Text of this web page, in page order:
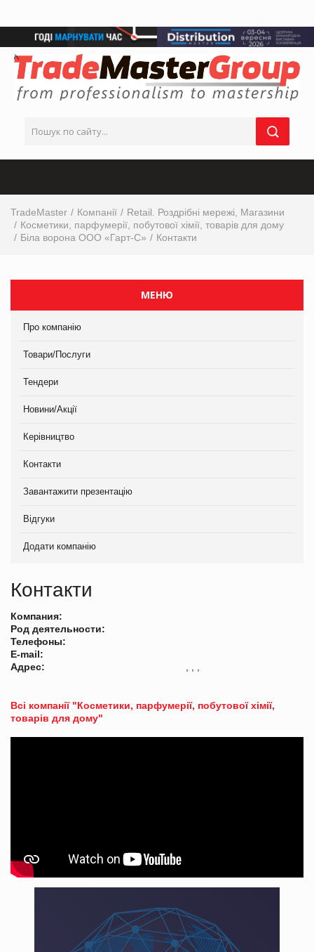
TradeMaster Компанії
Retail. Роздрібні мережі, Магазини
Косметики, парфумерії, побутової хімії, товарів для дому
Біла ворона ООО «Гарт-С»
Контакти
МЕНЮ
Про компанію
Товари/Послуги
Тендери
Новини/Акції
Керівництво
Контакти
Завантажити презентацію
Відгуки
Додати компанію
Контакти
Компания:
Род деятельности:
Телефоны:
E-mail:
Адрес:
Всі компанії "Косметики, парфумерії, побутової хімії,
товарів для дому"